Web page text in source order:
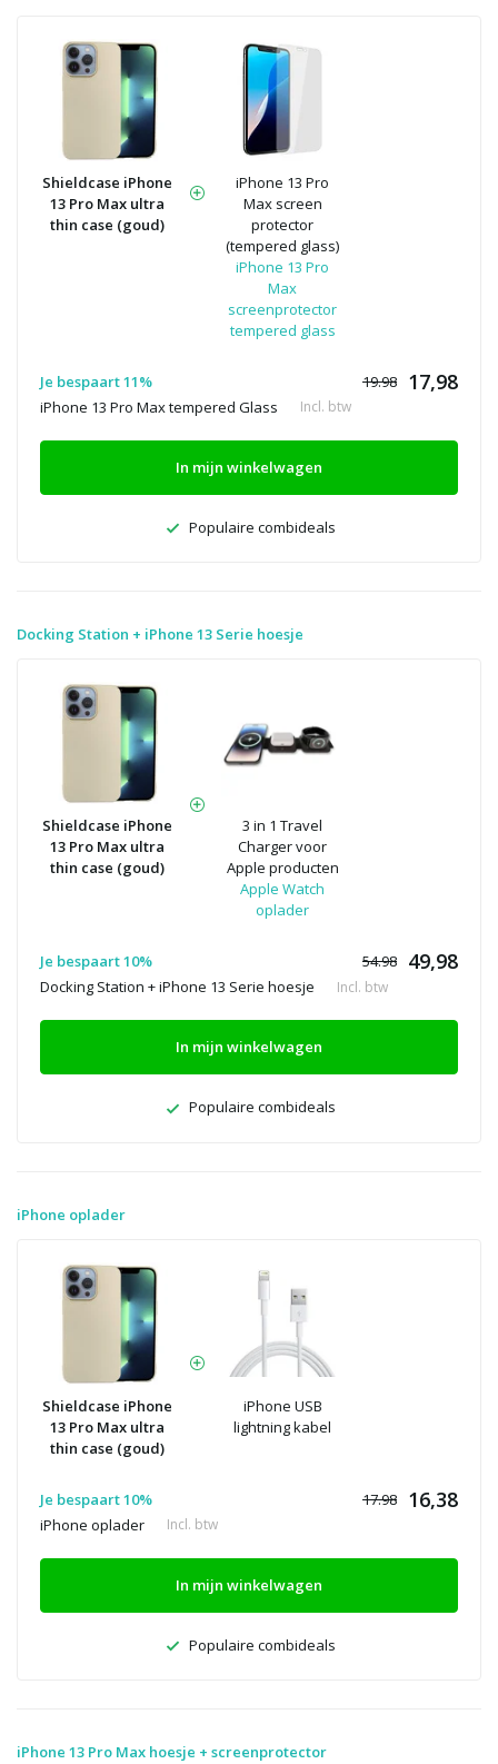
Shieldcase iPhone
13 Pro Max ultra
thin case (goud)
iPhone 13 Pro
Max screen
protector
(tempered glass)
iPhone 13 Pro
Max
screenprotector
tempered glass
Je bespaart 11% 19.98 17,98
iPhone 13 Pro Max tempered Glass Incl. btw
In mijn winkelwagen
Populaire combideals
Docking Station + iPhone 13 Serie hoesje
Shieldcase iPhone
13 Pro Max ultra
thin case (goud)
3 in 1 Travel
Charger voor
Apple producten
Apple Watch
oplader
Je bespaart 10% 54.98 49,98
Docking Station + iPhone 13 Serie hoesje Incl. btw
In mijn winkelwagen
Populaire combideals
iPhone oplader
Shieldcase iPhone
13 Pro Max ultra
thin case (goud)
iPhone USB
lightning kabel
Je bespaart 10% 17.98 16,38
iPhone oplader Incl. btw
In mijn winkelwagen
Populaire combideals
iPhone 13 Pro Max hoesje + screenprotector